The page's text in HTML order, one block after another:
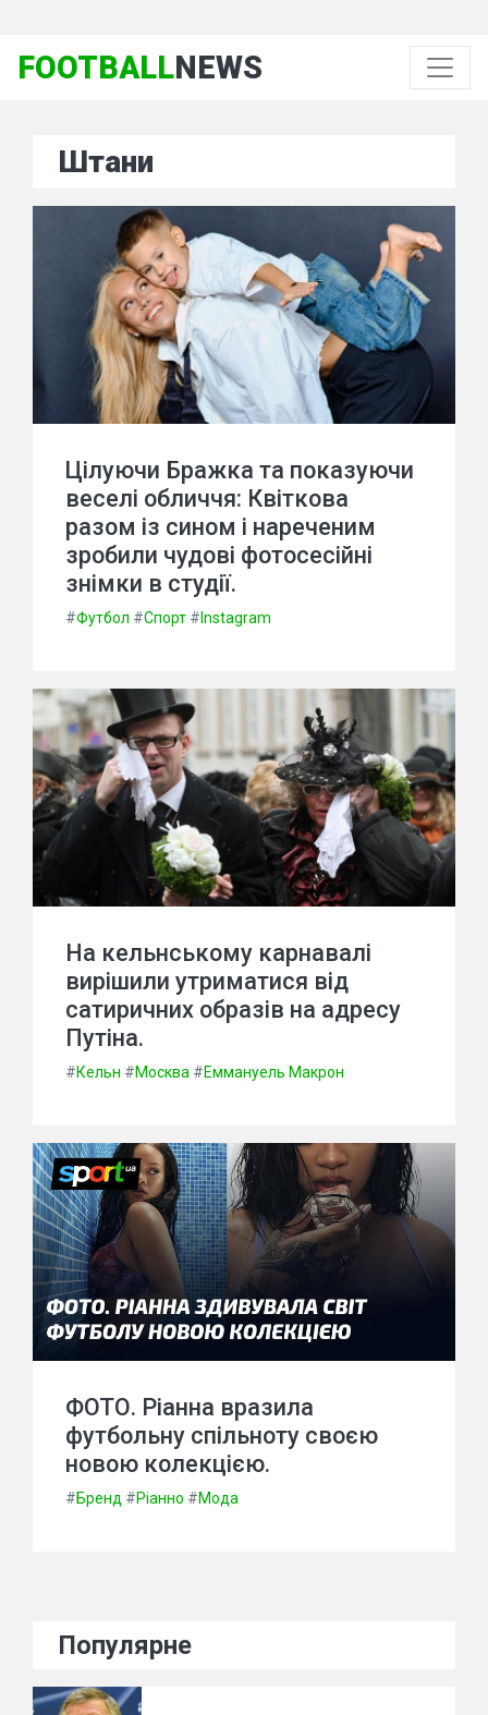
FOOTBALLNEWS
Штани
Цілуючи Бражка та показуючи
веселі обличчя: Квіткова
разом із сином і нареченим
зробили чудові фотосесійні
знімки в студії.
#Футбол #Спорт # Instagram
На кельнському карнавалі
вирішили утриматися від
сатиричних образів на адресу
Путіна.
#Кельн #Москва #Еммануель Макрон
ФОТО. Ріанна вразила
футбольну спільноту своєю
новою колекцією.
#Бренд #Ріанно #Мода
Популярне